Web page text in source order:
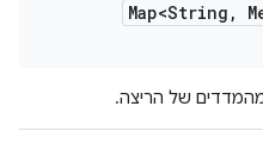
Map<String ,
של הריצה.